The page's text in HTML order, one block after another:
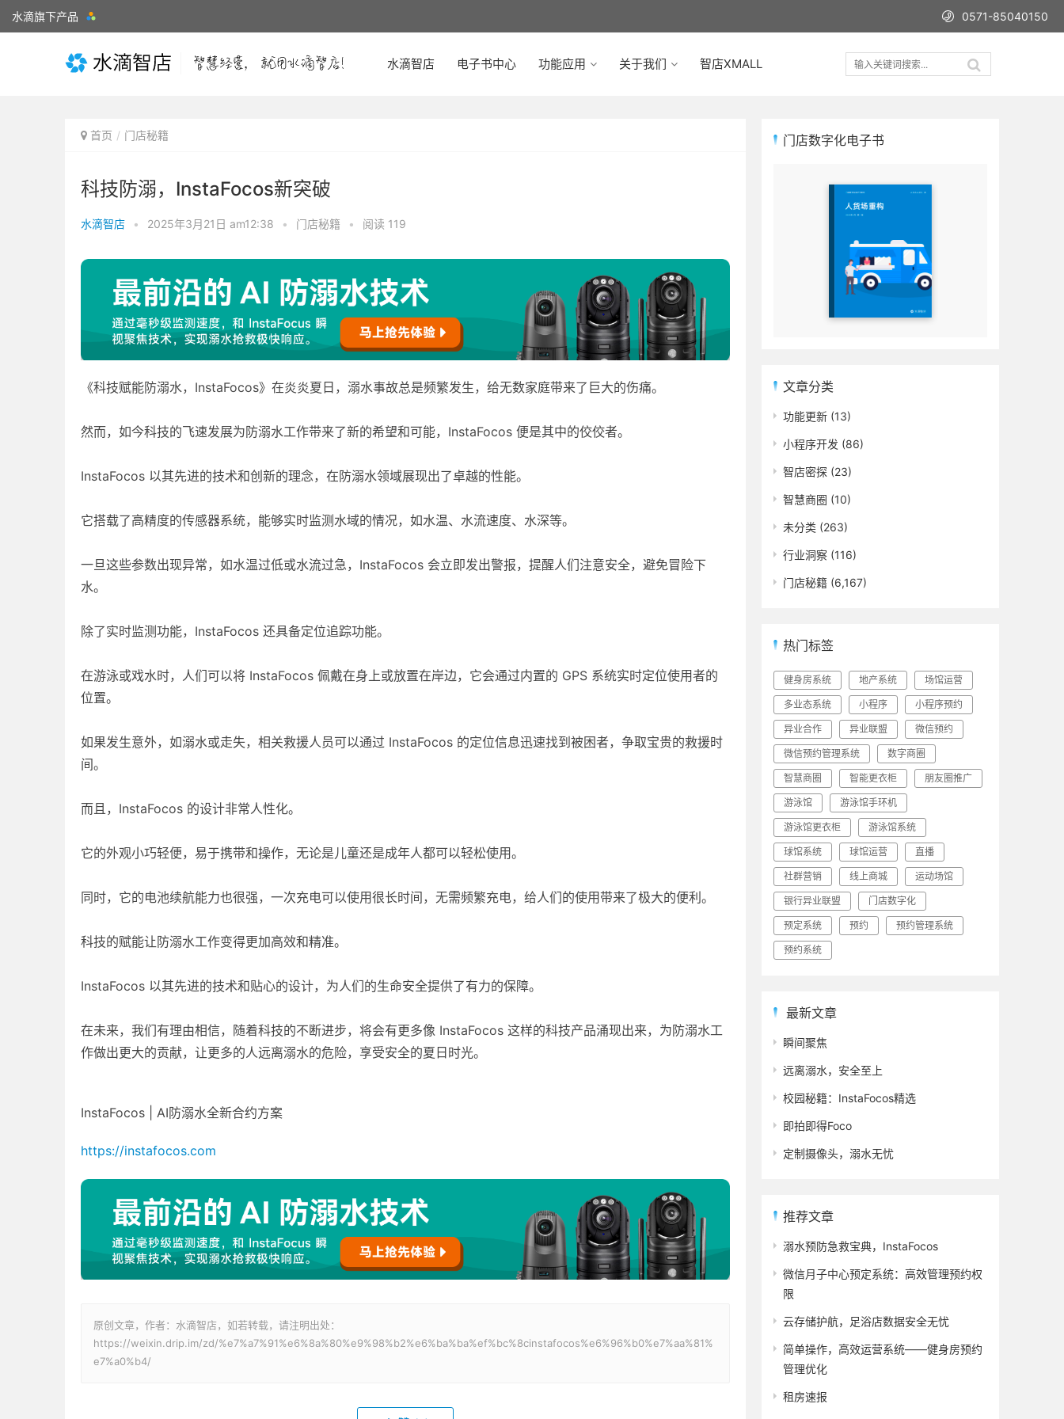
水滴旗下产品 0571-85040150
水滴智店 电子书中心 功能应用 关于我们 智店XMALL
首页 门店秘籍
科技防溺，InstaFocos新突破
水滴智店 • 2025年3月21日 am12:38 • 门店秘籍 • 阅读 119
《科技赋能防溺水，InstaFocos》在炎炎夏日，溺水事故总是频繁发生，给无数家庭带来了巨大的伤痛。
然而，如今科技的飞速发展为防溺水工作带来了新的希望和可能，InstaFocos 便是其中的佼佼者。
InstaFocos 以其先进的技术和创新的理念，在防溺水领域展现出了卓越的性能。
它搭载了高精度的传感器系统，能够实时监测水域的情况，如水温、水流速度、水深等。
一旦这些参数出现异常，如水温过低或水流过急，InstaFocos 会立即发出警报，提醒人们注意安全，避免冒险下
水。
除了实时监测功能，InstaFocos 还具备定位追踪功能。
在游泳或戏水时，人们可以将 InstaFocos 佩戴在身上或放置在岸边，它会通过内置的 GPS 系统实时定位使用者的
位置。
如果发生意外，如溺水或走失，相关救援人员可以通过 InstaFocos 的定位信息迅速找到被困者，争取宝贵的救援时
间。
而且，InstaFocos 的设计非常人性化。
它的外观小巧轻便，易于携带和操作，无论是儿童还是成年人都可以轻松使用。
同时，它的电池续航能力也很强，一次充电可以使用很长时间，无需频繁充电，给人们的使用带来了极大的便利。
科技的赋能让防溺水工作变得更加高效和精准。
InstaFocos 以其先进的技术和贴心的设计，为人们的生命安全提供了有力的保障。
在未来，我们有理由相信，随着科技的不断进步，将会有更多像 InstaFocos 这样的科技产品涌现出来，为防溺水工
作做出更大的贡献，让更多的人远离溺水的危险，享受安全的夏日时光。
InstaFocos | AI防溺水全新合约方案
https://instafocos.com
原创文章，作者：水滴智店，如若转载，请注明出处：
https://weixin.drip.im/zd/%e7%a7%91%e6%8a%80%e9%98%b2%e6%ba%ba%ef%bc%8cinstafocos%e6%96%b0%e7%aa%81%
e7%a0%b4/
门店数字化电子书
文章分类
功能更新 (13)
小程序开发 (86)
智店密探 (23)
智慧商圈 (10)
未分类 (263)
行业洞察 (116)
门店秘籍 (6,167)
热门标签
健身房系统 地产系统 场馆运营
多业态系统 小程序 小程序预约
异业合作 异业联盟 微信预约
微信预约管理系统 数字商圈
智慧商圈 智能更衣柜 朋友圈推广
游泳馆 游泳馆手环机
游泳馆更衣柜 游泳馆系统
球馆系统 球馆运营 直播
社群营销 线上商城 运动场馆
银行异业联盟 门店数字化
预定系统 预约 预约管理系统
预约系统
最新文章
瞬间聚焦
远离溺水，安全至上
校园秘籍：InstaFocos精选
即拍即得Foco
定制摄像头，溺水无忧
推荐文章
溺水预防急救宝典，InstaFocos
微信月子中心预定系统：高效管理预约权
限
云存储护航，足浴店数据安全无忧
简单操作，高效运营系统——健身房预约
管理优化
租房速报